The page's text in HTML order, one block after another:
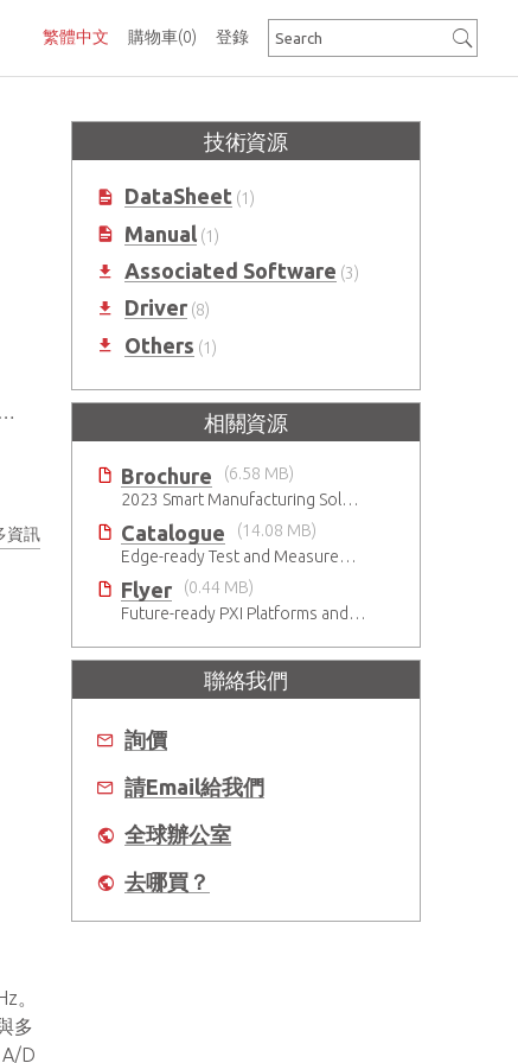
購物車(0)
繁體中文 登錄
資訊
。
多
D
技術資源
DataSheet (1)
Manual (1)
Associated Software (3)
Driver (8)
Others (1)
相關資源
Brochure
(6.58 MB)
2023 Smart Manufacturing Solutions Brochure
Catalogue
(14.08 MB)
Edge-ready Test and Measurement Solutions
Flyer
(0.44 MB)
Future-ready PXI Platforms and Modules
聯絡我們
詢價
請Email給我們
全球辦公室
去哪買？